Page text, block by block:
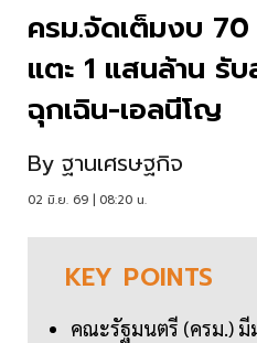
ครม.จัดเต็มงบ
แตะ 1 แสนล้าน รั
ฉุกเฉิน-เอลนีโญ
By ฐานเศรษฐกิจ
02 มิ.ย. 69 | 08:20 น.
KEY POINTS
คณะรัฐมนตรี (ครม.)